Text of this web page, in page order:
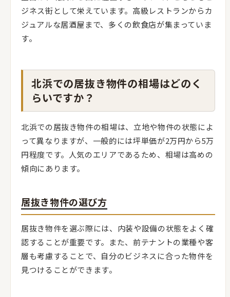
ジネス街として栄えています。高級レストランからカ
ジュアルな居酒屋まで、多くの飲食店が集まっていま
す。
北浜での居抜き物件の相場はどのく
らいですか？
北浜での居抜き物件の相場は、立地や物件の状態によ
って異なりますが、一般的には坪単価が2万円から5万
円程度です。人気のエリアであるため、相場は高めの
傾向にあります。
居抜き物件の選び方
居抜き物件を選ぶ際には、内装や設備の状態をよく確
認することが重要です。また、前テナントの業種や客
層も考慮することで、自分のビジネスに合った物件を
見つけることができます。